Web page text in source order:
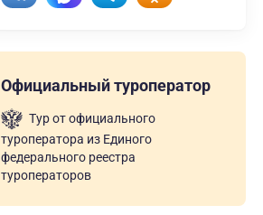
Официальный туроператор
Тур от официального
туроператора из Единого
федерального реестра
туроператоров